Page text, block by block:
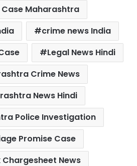
l
e
Maharashtra
crime news India
Legal News Hindi
Crime News
News Hindi
Police Investigation
Promise Case
Chargesheet News